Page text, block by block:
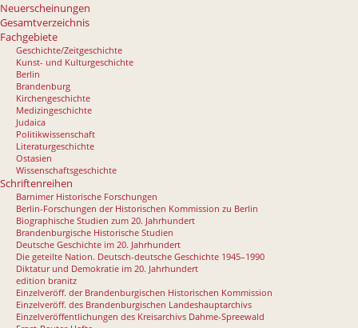
Neuerscheinungen
Gesamtverzeichnis
Fachgebiete
Geschichte/Zeitgeschichte
Kunst- und Kulturgeschichte
Berlin
Brandenburg
Kirchengeschichte
Medizingeschichte
Judaica
Politikwissenschaft
Literaturgeschichte
Ostasien
Wissenschaftsgeschichte
Schriftenreihen
Barnimer Historische Forschungen
Berlin-Forschungen der Historischen Kommission zu Berlin
Biographische Studien zum 20. Jahrhundert
Brandenburgische Historische Studien
Deutsche Geschichte im 20. Jahrhundert
Die geteilte Nation. Deutsch-deutsche Geschichte 1945–1990
Diktatur und Demokratie im 20. Jahrhundert
edition branitz
Einzelveröff. der Brandenburgischen Historischen Kommission
Einzelveröff. des Brandenburgischen Landeshauptarchivs
Einzelveröffentlichungen des Kreisarchivs Dahme-Spreewald